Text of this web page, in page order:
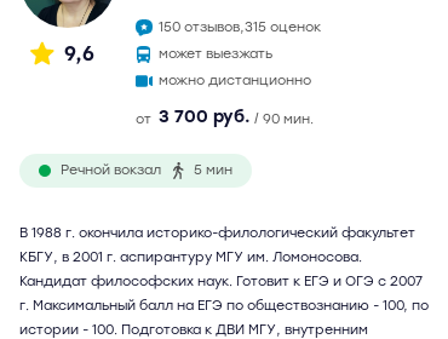
9,6
150 отзывов,315 оценок
может выезжать
можно дистанционно
от 3 700 руб. / 90 мин.
Речной вокзал 5 мин
В 1988 г. окончила историко-филологический факультет
КБГУ, в 2001 г. аспирантуру МГУ им. Ломоносова.
Кандидат философских наук. Готовит к ЕГЭ и ОГЭ с 2007
г. Максимальный балл на ЕГЭ по обществознанию - 100, по
истории - 100. Подготовка к ДВИ МГУ, внутренним